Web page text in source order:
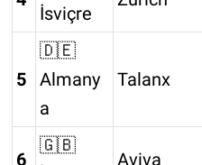
İsviçre
5
🇩🇪
Almany
a
Talanx
6
🇬🇧
Aviva